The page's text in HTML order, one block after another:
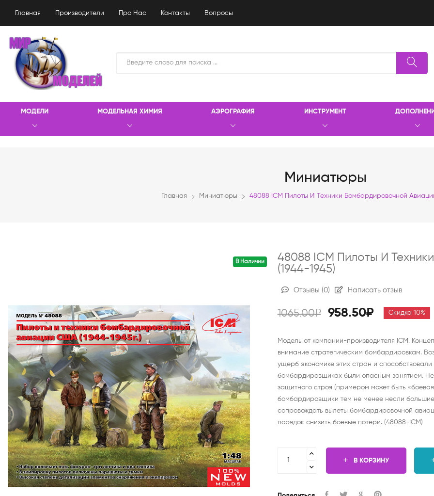
Главная Производители Про Нас Контакты Вопросы
МОДЕЛИ МОДЕЛЬНАЯ ХИМИЯ АЭРОГРАФИЯ ИНСТРУМЕНТ
Миниатюры
Главная Миниатюры 48088 ICM Пилоты И Техники Бомбардировочной
В Наличии
48088 ICM Пилоты И
(1944-1945)
Отзывы (0) Написать отзыв
1065.00₽ 958.50₽ Скидка 10%
Модель от компании-производителя ICM.
внимание стратегическим бомбардировкам.
ущерб экономике этих стран и
бомбардировщиках были опасным занятием.
защитного строя (примером может быть
бомбардировщики тем не менее несли
сопровождать вылеты бомбардировочной
порядок снизить боевые потери. (48088-ICM)
В КОРЗИНУ